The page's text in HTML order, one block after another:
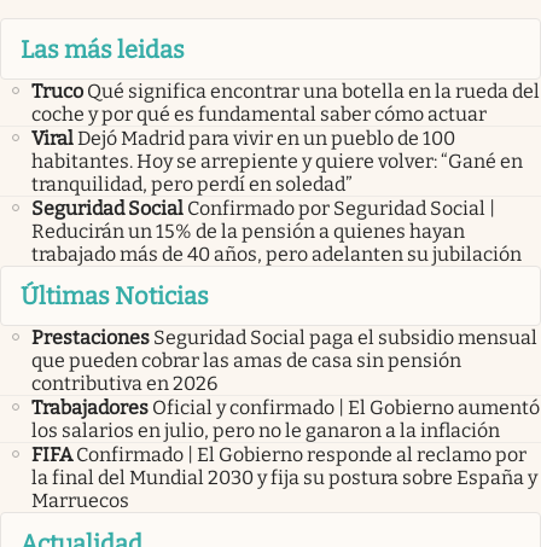
Las más leidas
Truco Qué significa encontrar una botella en la rueda del
coche y por qué es fundamental saber cómo actuar
ViralDejó Madrid para vivir en un pueblo de 100
habitantes. Hoy se arrepiente y quiere volver: “Gané en
tranquilidad, pero perdí en soledad”
Seguridad Social Confirmado por Seguridad Social |
Reducirán un 15% de la pensión a quienes hayan
trabajado más de 40 años, pero adelanten su jubilación
Últimas Noticias
Prestaciones Seguridad Social paga el subsidio mensual
que pueden cobrar las amas de casa sin pensión
contributiva en 2026
Trabajadores Oficial y confirmado | El Gobierno aumentó
los salarios en julio, pero no le ganaron a la inflación
FIFA Confirmado | El Gobierno responde al reclamo por
la final del Mundial 2030 y fija su postura sobre España y
Marruecos